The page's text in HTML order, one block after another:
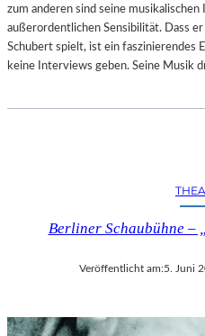
zum anderen sind seine
außerordentlichen Sensibilität. Dass
Schubert spielt, ist ein faszinierendes
keine Interviews geben. Seine Musik
Berliner Schaubühne –
Veröffentlicht am:5. Juni